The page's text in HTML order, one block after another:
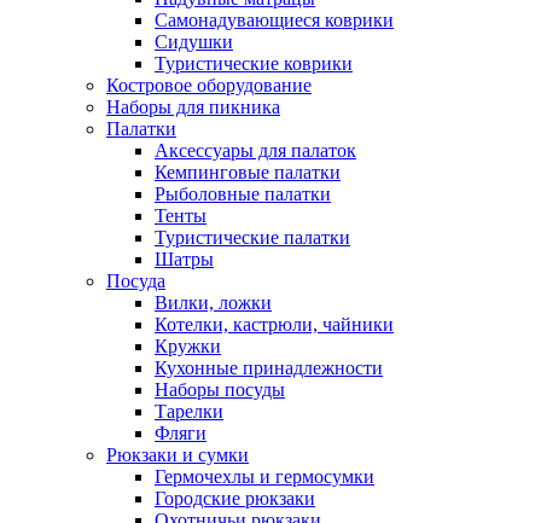
Самонадувающиеся коврики
Сидушки
Туристические коврики
Костровое оборудование
Наборы для пикника
Палатки
Аксессуары для палаток
Кемпинговые палатки
Рыболовные палатки
Тенты
Туристические палатки
Шатры
Посуда
Вилки, ложки
Котелки, кастрюли, чайники
Кружки
Кухонные принадлежности
Наборы посуды
Тарелки
Фляги
Рюкзаки и сумки
Гермочехлы и гермосумки
Городские рюкзаки